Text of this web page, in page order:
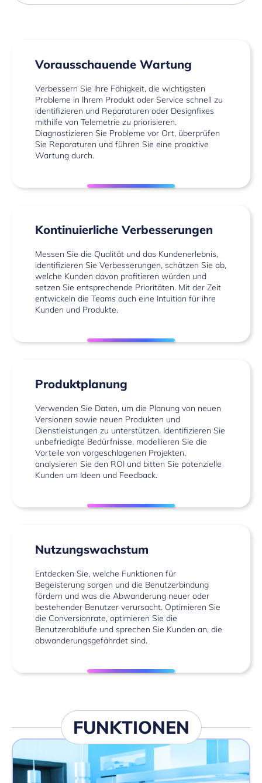
Vorausschauende Wartung
Verbessern Sie Ihre Fähigkeit, die wichtigsten
Probleme in Ihrem Produkt oder Service schnell zu
identifizieren und Reparaturen oder Designfixes
mithilfe von Telemetrie zu priorisieren.
Diagnostizieren Sie Probleme vor Ort, überprüfen
Sie Reparaturen und führen Sie eine proaktive
Wartung durch.
Kontinuierliche Verbesserungen
Messen Sie die Qualität und das Kundenerlebnis,
identifizieren Sie Verbesserungen, schätzen Sie ab,
welche Kunden davon profitieren würden und
setzen Sie entsprechende Prioritäten. Mit der Zeit
entwickeln die Teams auch eine Intuition für ihre
Kunden und Produkte.
Produktplanung
Verwenden Sie Daten, um die Planung von neuen
Versionen sowie neuen Produkten und
Dienstleistungen zu unterstützen. Identifizieren Sie
unbefriedigte Bedürfnisse, modellieren Sie die
Vorteile von vorgeschlagenen Projekten,
analysieren Sie den ROI und bitten Sie potenzielle
Kunden um Ideen und Feedback.
Nutzungswachstum
Entdecken Sie, welche Funktionen für
Begeisterung sorgen und die Benutzerbindung
fördern und was die Abwanderung neuer oder
bestehender Benutzer verursacht. Optimieren Sie
die Conversionrate, optimieren Sie die
Benutzerabläufe und sprechen Sie Kunden an, die
abwanderungsgefährdet sind.
FUNKTIONEN